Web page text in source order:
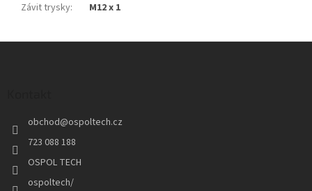
Závit trysky: M12 x 1
obchod@ospoltech.cz
723 088 188
OSPOL TECH
ospoltech/